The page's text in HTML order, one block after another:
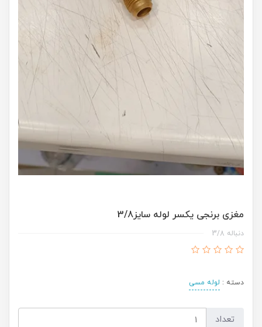
مغزی برنجی یکسر لوله سایز3/8
دنباله 3/8
دسته : لوله مسی
تعداد